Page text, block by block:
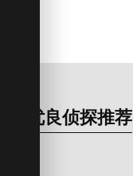
优良侦探推荐